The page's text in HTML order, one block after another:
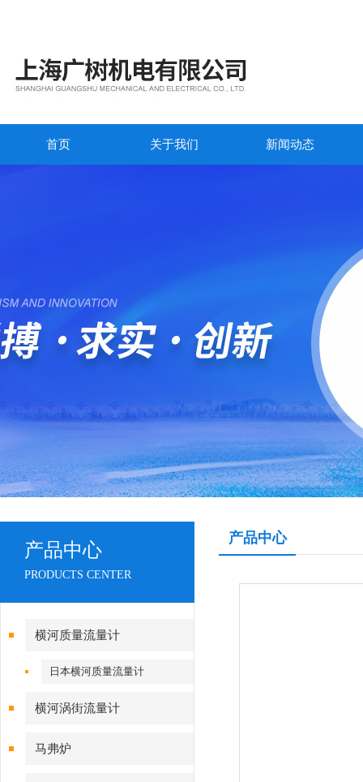
首页 关于我们 新闻动态
产品中心
PRODUCTS CENTER
横河质量流量计
日本横河质量流量计
横河涡街流量计
马弗炉
产品中心